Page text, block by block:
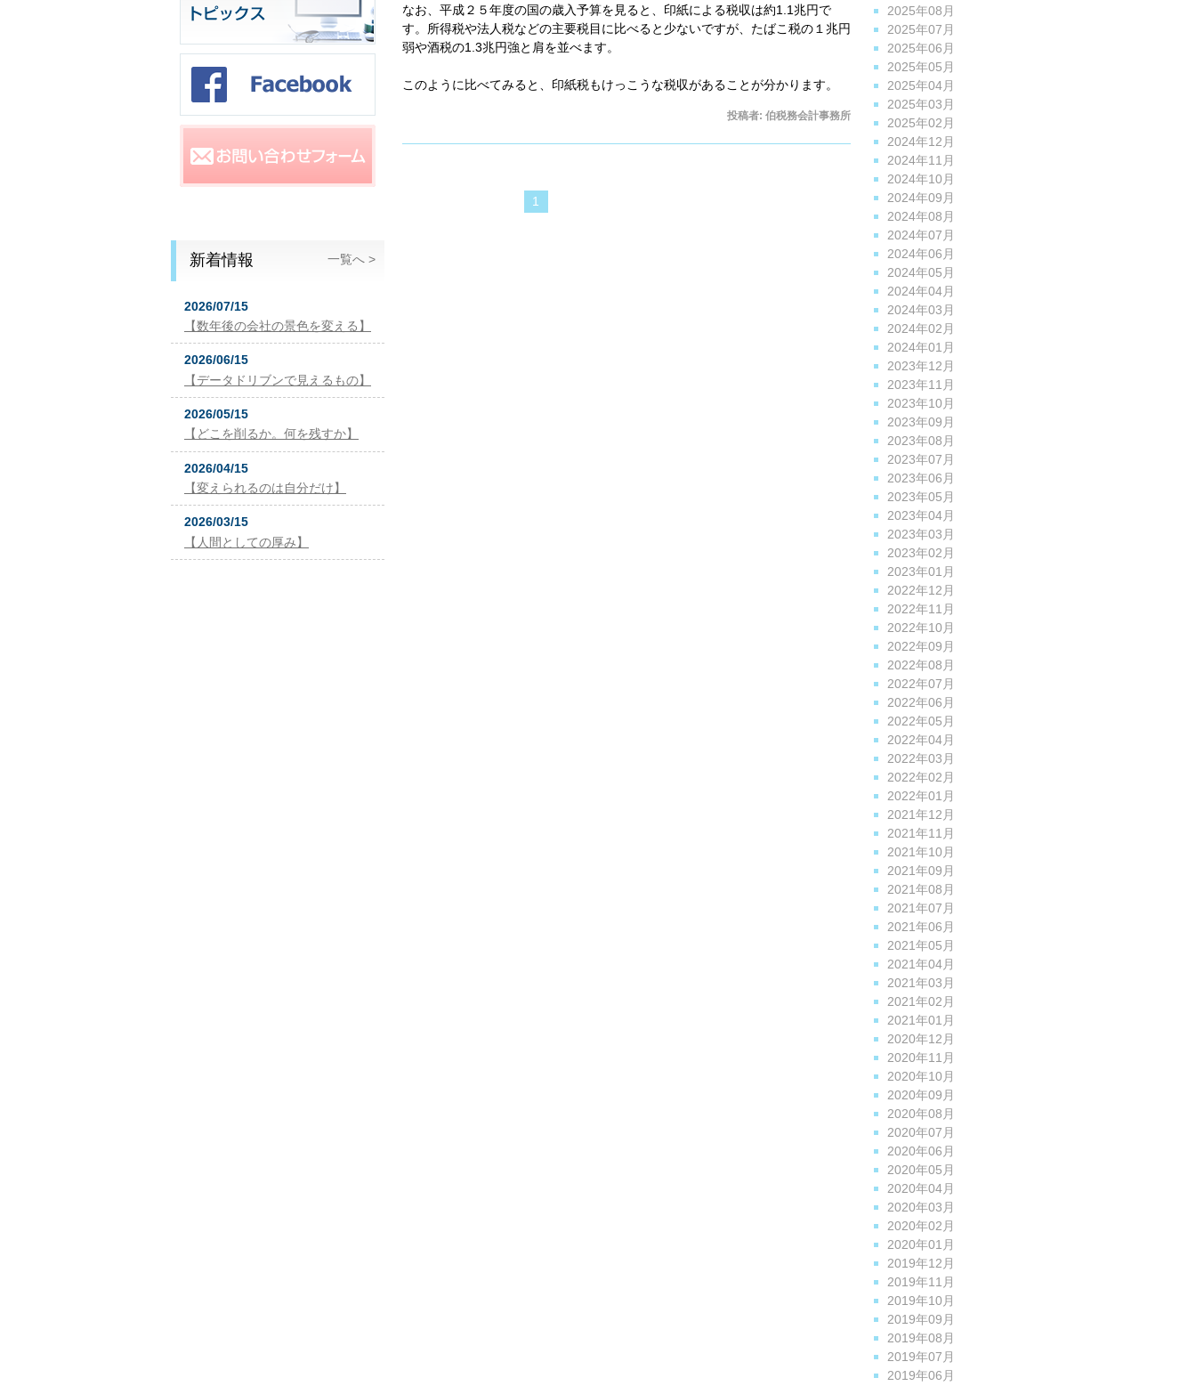
なお、平成２５年度の国の歳入予算を見ると、印紙による税収は約1.1兆円で
す。所得税や法人税などの主要税目に比べると少ないですが、たばこ税の１兆円
弱や酒税の1.3兆円強と肩を並べます。
このように比べてみると、印紙税もけっこうな税収があることが分かります。
投稿者: 伯税務会計事務所
1
2025年08月
2025年07月
2025年06月
2025年05月
2025年04月
2025年03月
2025年02月
2024年12月
2024年11月
2024年10月
2024年09月
2024年08月
2024年07月
2024年06月
2024年05月
2024年04月
2024年03月
2024年02月
2024年01月
2023年12月
2023年11月
2023年10月
2023年09月
2023年08月
2023年07月
2023年06月
2023年05月
2023年04月
2023年03月
2023年02月
2023年01月
2022年12月
2022年11月
2022年10月
2022年09月
2022年08月
2022年07月
2022年06月
2022年05月
2022年04月
2022年03月
2022年02月
2022年01月
2021年12月
2021年11月
2021年10月
2021年09月
2021年08月
2021年07月
2021年06月
2021年05月
2021年04月
2021年03月
2021年02月
2021年01月
2020年12月
2020年11月
2020年10月
2020年09月
2020年08月
2020年07月
2020年06月
2020年05月
2020年04月
2020年03月
2020年02月
2020年01月
2019年12月
2019年11月
2019年10月
2019年09月
2019年08月
2019年07月
2019年06月
新着情報 一覧へ >
2026/07/15
【数年後の会社の景色を変える】
2026/06/15
【データドリブンで見えるもの】
2026/05/15
【どこを削るか。何を残すか】
2026/04/15
【変えられるのは自分だけ】
2026/03/15
【人間としての厚み】